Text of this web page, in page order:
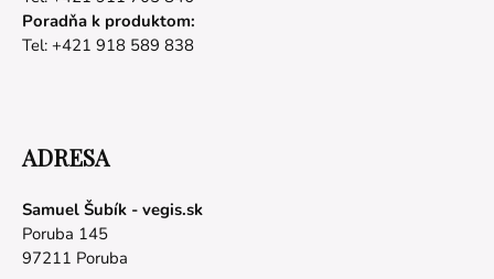
Poradňa k produktom:
Tel: +421 918 589 838
ADRESA
Samuel Šubík - vegis.sk
Poruba 145
97211 Poruba